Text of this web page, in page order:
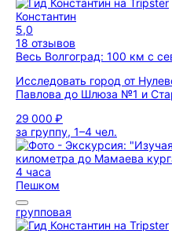
Константин
5,0
18 отзывов
Весь Волгоград: 100 км с
Исследовать город от
Павлова до Шлюза №1 и
29 000 ₽
за группу, 1–4 чел.
4 часа
Пешком
групповая